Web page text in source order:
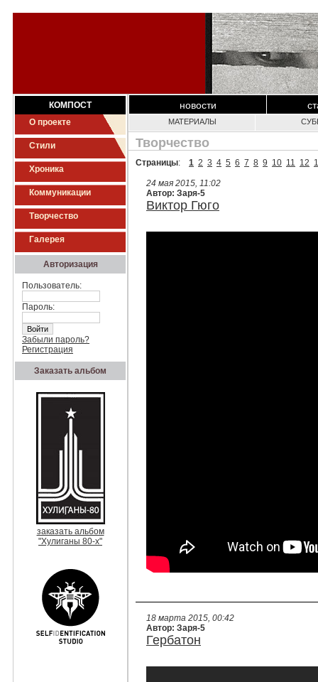
КОМПОСТ
О проекте
Стили
Хроника
Коммуникации
Творчество
Галерея
Авторизация
Пользователь:
Пароль:
Забыли пароль?
Регистрация
Заказать альбом
заказать альбом
"Хулиганы 80-х"
новости
МАТЕРИАЛЫ
Творчество
Страницы: 1 2 3 4 5 6 7 8 9 10 11 12
24 мая 2015, 11:02
Автор: Заря-5
Виктор Гюго
18 марта 2015, 00:42
Автор: Заря-5
Гербатон